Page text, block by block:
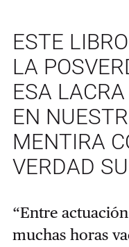
ESTE
LA
ESA
EN
MENTIRA
VERDAD
“Entre
muchas horas